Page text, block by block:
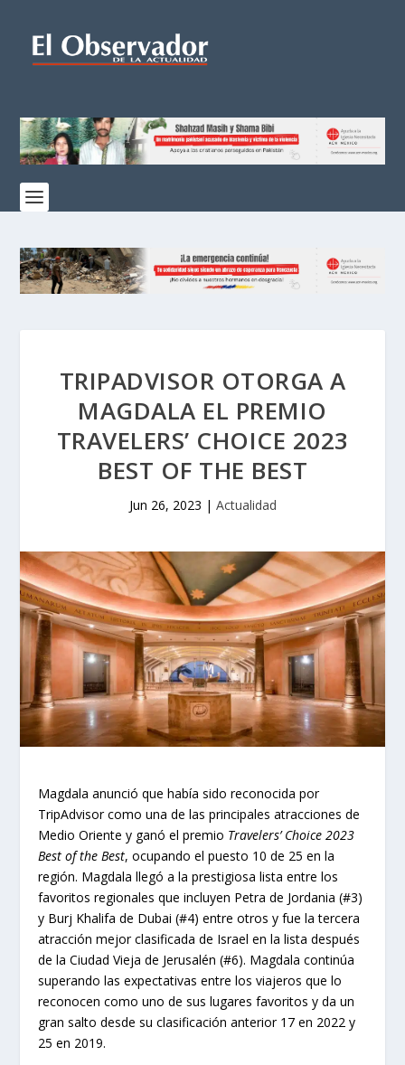
TRIPADVISOR OTORGA A
MAGDALA EL PREMIO
TRAVELERS’ CHOICE 2023
BEST OF THE BEST
Jun 26, 2023 | Actualidad
Magdala anunció que había sido reconocida por
TripAdvisor como una de las principales atracciones de
Medio Oriente y ganó el premio Travelers’ Choice 2023
Best of the Best, ocupando el puesto 10 de 25 en la
región. Magdala llegó a la prestigiosa lista entre los
favoritos regionales que incluyen Petra de Jordania (#3)
y Burj Khalifa de Dubai (#4) entre otros y fue la tercera
atracción mejor clasificada de Israel en la lista después
de la Ciudad Vieja de Jerusalén (#6). Magdala continúa
superando las expectativas entre los viajeros que lo
reconocen como uno de sus lugares favoritos y da un
gran salto desde su clasificación anterior 17 en 2022 y
25 en 2019.